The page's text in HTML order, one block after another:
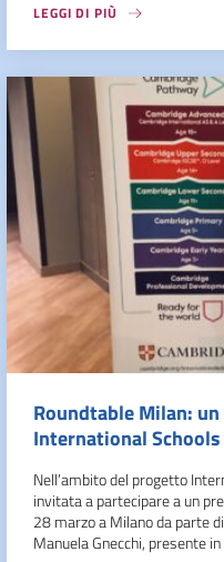
LEGGI DI PIÙ
Roundtable Milan:
International
Nell’ambito del progetto
invitata a partecipare a un
28 marzo a Milano da parte
Manuela Gnecchi, presente